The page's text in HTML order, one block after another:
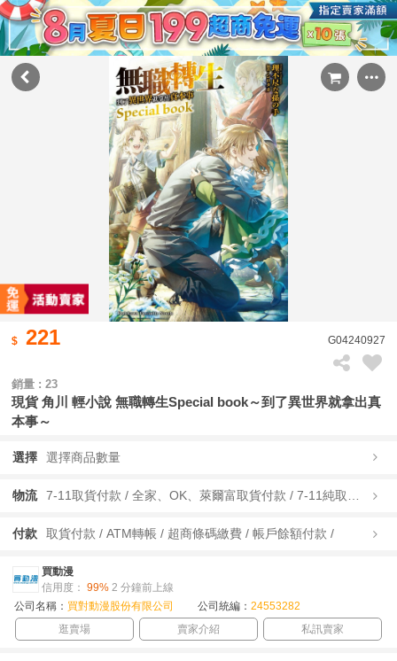
221 G04240927
銷量 : 23
現貨 角川 輕小說 無職轉生Special book～到了異世界就拿出真
本事～
選擇 選擇商品數量
物流
付款 取貨付款 / ATM轉帳 / 超商條碼繳費 / 帳戶餘額付款 /
買動漫
信用度： 99% 2 分鐘前上線
公司名稱： 買對動漫股份有限公司 公司統編： 24553282
逛賣場
賣家介紹 私訊賣家